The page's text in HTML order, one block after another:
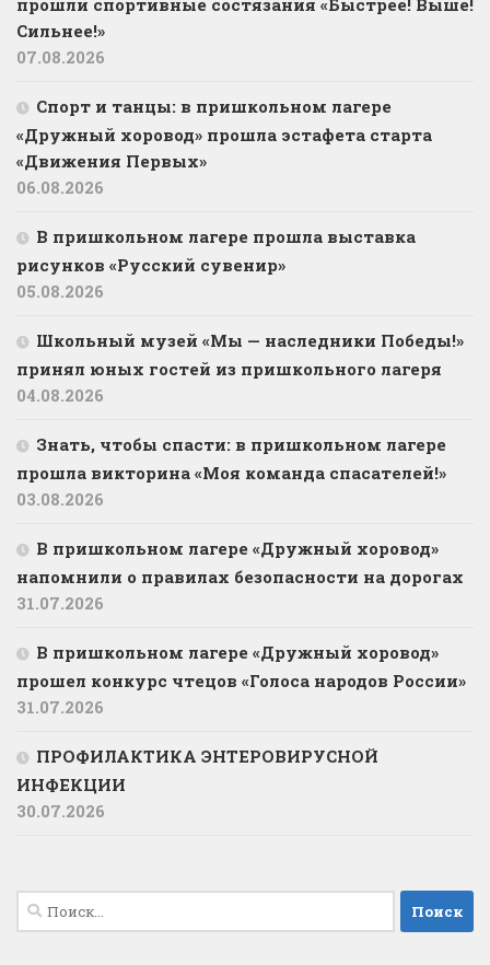
прошли спортивные состязания «Быстрее! Выше!
Сильнее!»
07.08.2026
Спорт и танцы: в пришкольном лагере
«Дружный хоровод» прошла эстафета старта
«Движения Первых»
06.08.2026
В пришкольном лагере прошла выставка
рисунков «Русский сувенир»
05.08.2026
Школьный музей «Мы — наследники Победы!»
принял юных гостей из пришкольного лагеря
04.08.2026
Знать, чтобы спасти: в пришкольном лагере
прошла викторина «Моя команда спасателей!»
03.08.2026
В пришкольном лагере «Дружный хоровод»
напомнили о правилах безопасности на дорогах
31.07.2026
В пришкольном лагере «Дружный хоровод»
прошел конкурс чтецов «Голоса народов России»
31.07.2026
ПРОФИЛАКТИКА ЭНТЕРОВИРУСНОЙ
ИНФЕКЦИИ
30.07.2026
Найти: